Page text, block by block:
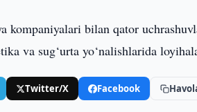
kompaniyalari bilan qator
va sug‘urta yo‘nalishlarida
Twitter/X Facebook